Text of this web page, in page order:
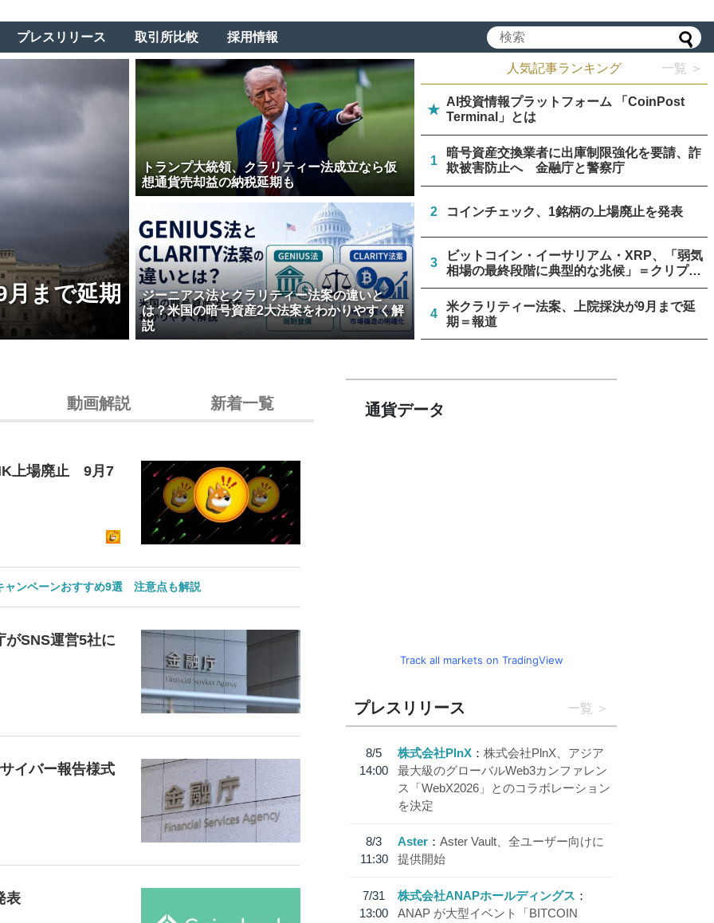
プレスリリース 取引所比較 採用情報
まで延期
トランプ大統領、クラリティー法成立なら仮
想通貨売却益の納税延期も
ジーニアス法とクラリティー法案の違いと
は？米国の暗号資産2大法案をわかりやすく解
説
人気記事ランキング 一覧 ＞
★
AI投資情報プラットフォーム 「CoinPost
Terminal」とは
1
暗号資産交換業者に出庫制限強化を要請、詐
欺被害防止へ 金融庁と警察庁
2 コインチェック、1銘柄の上場廃止を発表
3
ビットコイン・イーサリアム・XRP、「弱気
相場の最終段階に典型的な兆候」＝クリプト
クアント
4
米クラリティー法案、上院採決が9月まで延
期＝報道
動画解説 新着一覧
上場廃止 9月7
ャンペーンおすすめ9選 注意点も解説
がSNS運営5社に
イバー報告様式
表
通貨データ
Track all markets on TradingView
プレスリリース 一覧
8/5
14:00
株式会社PlnX
株式会社PlnX、アジア
最大級のグローバルWeb3カンファレン
ス「WebX2026」とのコラボレーション
を決定
8/3
11:30
Aster
Aster Vault、全ユーザー向けに
提供開始
7/31
13:00
株式会社ANAPホールディングス
ANAP が大型イベント「BITCOIN